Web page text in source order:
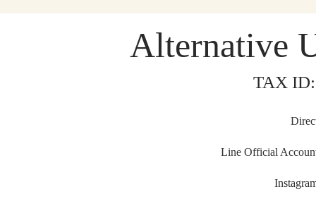
Alternative
TAX
Line Official